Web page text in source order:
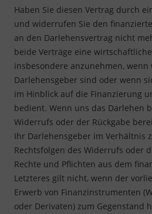
Haben Sie diesen Vertrag durch
und widerrufen Sie den
an den Darlehensvertrag nicht
beide Verträge eine
insbesondere anzunehmen,
Darlehensgeber sind oder wenn
im Hinblick auf die Finanzierung
bedient. Wenn uns das Darlehen
Widerrufs oder der Rückgabe
Ihr Darlehensgeber im Verhältnis
Rechtsfolgen des Widerrufs oder
Rechte und Pflichten aus dem
Letzteres gilt nicht, wenn der
Erwerb von Finanzinstrumenten
oder Derivaten) zum Gegenstand